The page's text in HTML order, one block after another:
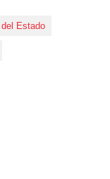
Estado